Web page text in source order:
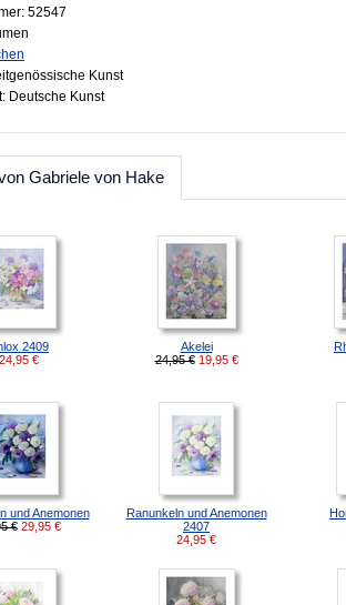
52547
Kunst
Deutsche Kunst
Gabriele von Hake
2409
24,95 €
Akelei
24,95 € 19,95 €
und Anemonen
€ 29,95 €
Ranunkeln und Anemonen
2407
24,95 €